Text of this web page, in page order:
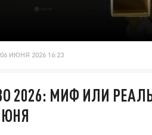
06 ИЮНЯ 2026 16:23
2026: МИФ ИЛИ